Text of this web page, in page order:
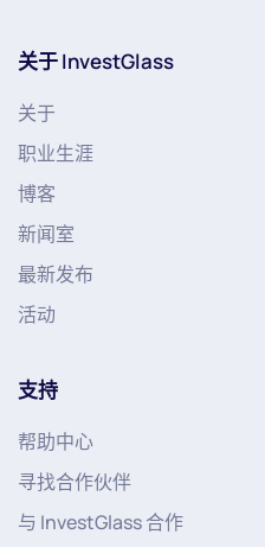
关于 InvestGlass
关于
职业生涯
博客
新闻室
最新发布
活动
支持
帮助中心
寻找合作伙伴
与 InvestGlass 合作